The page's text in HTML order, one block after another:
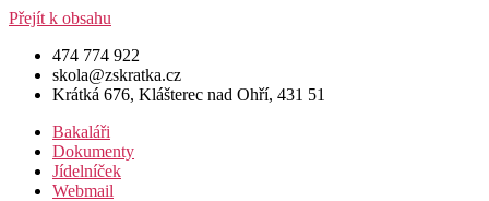
Přejít k obsahu
474 774 922
skola@zskratka.cz
Krátká 676, Klášterec nad Ohří, 431 51
Bakaláři
Dokumenty
Jídelníček
Webmail